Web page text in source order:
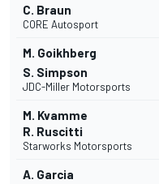
C. Braun
CORE Autosport
M. Goikhberg
S. Simpson
JDC-Miller Motorsports
M. Kvamme
R. Ruscitti
Starworks Motorsports
A. Garcia